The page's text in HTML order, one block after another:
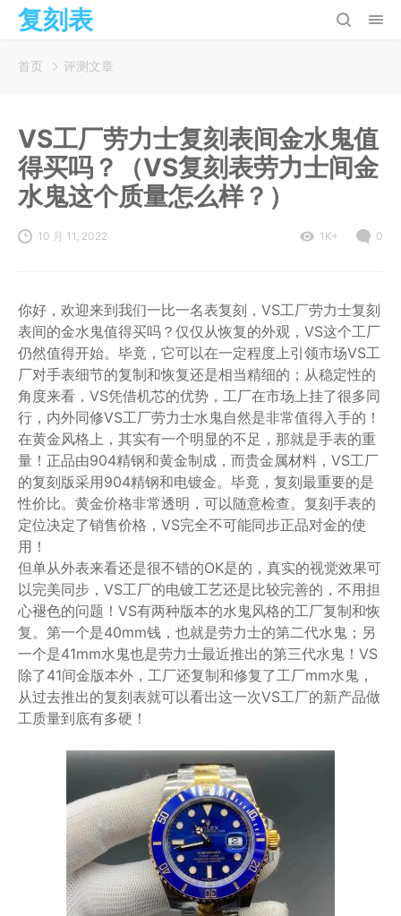
复刻表
首页 评测文章
VS工厂劳力士复刻表间金水鬼值
得买吗？（VS复刻表劳力士间金
水鬼这个质量怎么样？）
10 月 11, 2022 1K+ 0
你好，欢迎来到我们一比一名表复刻，VS工厂劳力士复刻
表间的金水鬼值得买吗？仅仅从恢复的外观，VS这个工厂
仍然值得开始。毕竟，它可以在一定程度上引领市场VS工
厂对手表细节的复制和恢复还是相当精细的；从稳定性的
角度来看，VS凭借机芯的优势，工厂在市场上挂了很多同
行，内外同修VS工厂劳力士水鬼自然是非常值得入手的！
在黄金风格上，其实有一个明显的不足，那就是手表的重
量！正品由904精钢和黄金制成，而贵金属材料，VS工厂
的复刻版采用904精钢和电镀金。毕竟，复刻最重要的是
性价比。黄金价格非常透明，可以随意检查。复刻手表的
定位决定了销售价格，VS完全不可能同步正品对金的使
用！
但单从外表来看还是很不错的OK是的，真实的视觉效果可
以完美同步，VS工厂的电镀工艺还是比较完善的，不用担
心褪色的问题！VS有两种版本的水鬼风格的工厂复制和恢
复。第一个是40mm钱，也就是劳力士的第二代水鬼；另
一个是41mm水鬼也是劳力士最近推出的第三代水鬼！VS
除了41间金版本外，工厂还复制和修复了工厂mm水鬼，
从过去推出的复刻表就可以看出这一次VS工厂的新产品做
工质量到底有多硬！